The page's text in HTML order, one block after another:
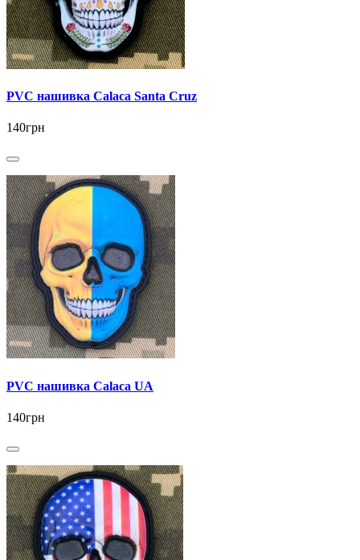
PVC нашивка Calaca Santa Cruz
140грн
PVC нашивка Calaca UA
140грн